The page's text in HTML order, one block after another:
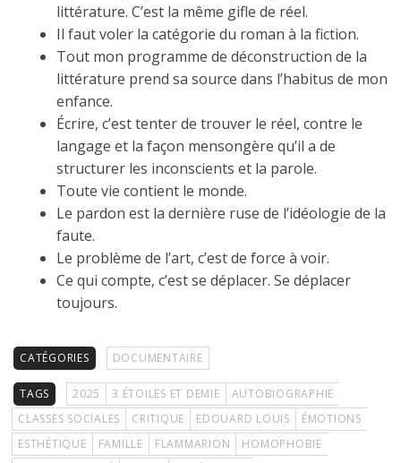
littérature. C’est la même gifle de réel.
Il faut voler la catégorie du roman à la fiction.
Tout mon programme de déconstruction de la
littérature prend sa source dans l’habitus de mon
enfance.
Écrire, c’est tenter de trouver le réel, contre le
langage et la façon mensongère qu’il a de
structurer les inconscients et la parole.
Toute vie contient le monde.
Le pardon est la dernière ruse de l’idéologie de la
faute.
Le problème de l’art, c’est de force à voir.
Ce qui compte, c’est se déplacer. Se déplacer
toujours.
CATÉGORIES DOCUMENTAIRE
TAGS 2025 3 ÉTOILES ET DEMIE
AUTOBIOGRAPHIE
CLASSES SOCIALES
CRITIQUE EDOUARD LOUIS
ÉMOTIONS
ESTHÉTIQUE
FAMILLE FLAMMARION
HOMOPHOBIE